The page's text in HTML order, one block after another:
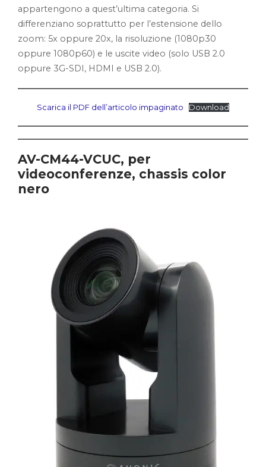
appartengono a quest’ultima categoria. Si
differenziano soprattutto per l’estensione dello
zoom: 5x oppure 20x, la risoluzione (1080p30
oppure 1080p60) e le uscite video (solo USB 2.0
oppure 3G-SDI, HDMI e USB 2.0).
Scarica il PDF dell’articolo impaginato Download
AV-CM44-VCUC, per
videoconferenze, chassis color
nero